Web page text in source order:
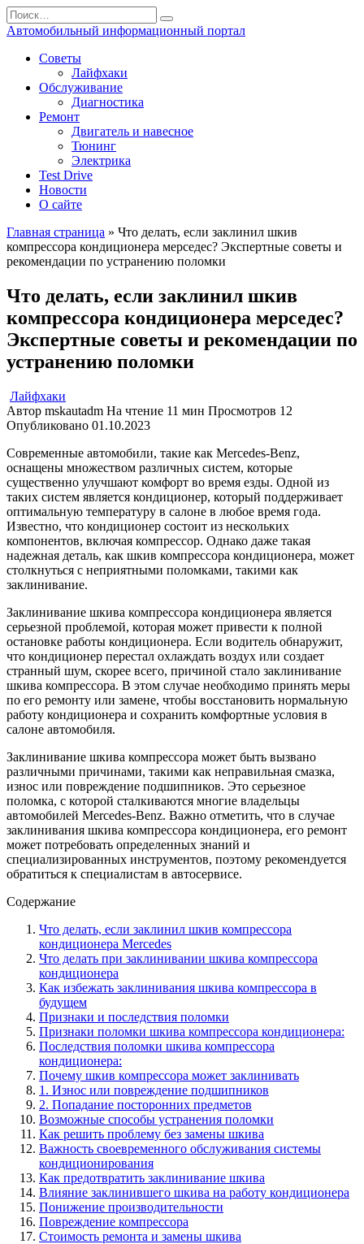
Перейти
к
Search
for:
Автомобильный информационный портал
Советы
Лайфхаки
Обслуживание
Диагностика
Ремонт
Двигатель и навесное
Тюнинг
Электрика
Test Drive
Новости
О сайте
Главная страница » Что делать, если заклинил шкив
компрессора кондиционера мерседес? Экспертные советы и
рекомендации по устранению поломки
Что делать, если заклинил шкив
компрессора кондиционера мерседес?
Экспертные советы и рекомендации по
устранению поломки
Лайфхаки
Автор mskautadm На чтение 11 мин Просмотров 12
Опубликовано 01.10.2023
Современные автомобили, такие как Mercedes-Benz,
оснащены множеством различных систем, которые
существенно улучшают комфорт во время езды. Одной из
таких систем является кондиционер, который поддерживает
оптимальную температуру в салоне в любое время года.
Известно, что кондиционер состоит из нескольких
компонентов, включая компрессор. Однако даже такая
надежная деталь, как шкив компрессора кондиционера, может
столкнуться с неприятными поломками, такими как
заклинивание.
Заклинивание шкива компрессора кондиционера является
серьезной проблемой, которая может привести к полной
остановке работы кондиционера. Если водитель обнаружит,
что кондиционер перестал охлаждать воздух или создает
странный шум, скорее всего, причиной стало заклинивание
шкива компрессора. В этом случае необходимо принять меры
по его ремонту или замене, чтобы восстановить нормальную
работу кондиционера и сохранить комфортные условия в
салоне автомобиля.
Заклинивание шкива компрессора может быть вызвано
различными причинами, такими как неправильная смазка,
износ или повреждение подшипников. Это серьезное
поломка, с которой сталкиваются многие владельцы
автомобилей Мercedes-Benz. Важно отметить, что в случае
заклинивания шкива компрессора кондиционера, его ремонт
может потребовать определенных знаний и
специализированных инструментов, поэтому рекомендуется
обратиться к специалистам в автосервисе.
Содержание
Что делать, если заклинил шкив компрессора
кондиционера Mercedes
Что делать при заклинивании шкива компрессора
кондиционера
Как избежать заклинивания шкива компрессора в
будущем
Признаки и последствия поломки
Признаки поломки шкива компрессора кондиционера:
Последствия поломки шкива компрессора
кондиционера:
Почему шкив компрессора может заклинивать
1. Износ или повреждение подшипников
2. Попадание посторонних предметов
Возможные способы устранения поломки
Как решить проблему без замены шкива
Важность своевременного обслуживания системы
кондиционирования
Как предотвратить заклинивание шкива
Влияние заклинившего шкива на работу кондиционера
Понижение производительности
Повреждение компрессора
Стоимость ремонта и замены шкива